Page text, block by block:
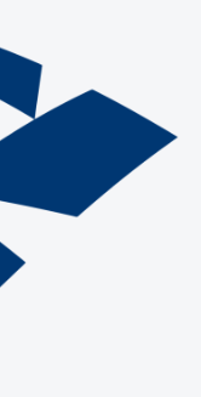
[…]